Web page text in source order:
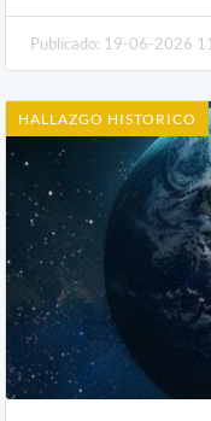
Publicado: 19-06-2026
HALLAZGO HISTORICO